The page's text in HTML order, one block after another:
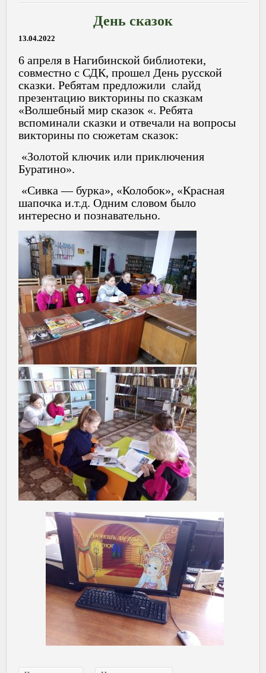
День сказок
13.04.2022
6 апреля в Нагибинской библиотеки,
совместно с СДК, прошел День русской
сказки. Ребятам предложили слайд
презентацию викторины по сказкам
«Волшебный мир сказок «. Ребята
вспоминали сказки и отвечали на вопросы
викторины по сюжетам сказок:
«Золотой ключик или приключения
Буратино».
«Сивка — бурка», «Колобок», «Красная
шапочка и.т.д. Одним словом было
интересно и познавательно.